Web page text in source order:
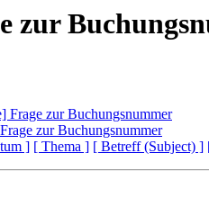
zur
Frage zur Buchungsnummer
zur Buchungsnummer
] [ Thema ] [ Betreff (Subject) ]